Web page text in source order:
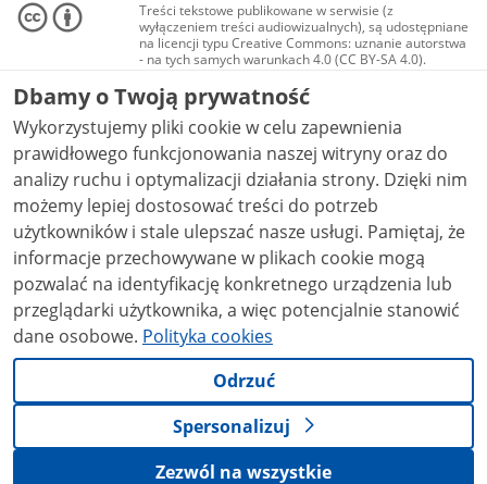
Treści tekstowe publikowane w serwisie (z
wyłączeniem treści audiowizualnych), są udostępniane
na licencji typu Creative Commons: uznanie autorstwa
- na tych samych warunkach 4.0 (CC BY-SA 4.0).
Materiały audiowizualne, w tym zdjęcia, materiały
audio i wideo, są udostępniane na licencji typu
Creative Commons: uznanie autorstwa użycie
niekomercyjne - bez utworów zależnych 4.0 (CC BY-
NC-ND 4.0), o ile nie jest to stwierdzone inaczej.
Dbamy o Twoją prywatność
Wykorzystujemy pliki cookie w celu zapewnienia
prawidłowego funkcjonowania naszej witryny oraz do
analizy ruchu i optymalizacji działania strony. Dzięki nim
możemy lepiej dostosować treści do potrzeb
użytkowników i stale ulepszać nasze usługi. Pamiętaj, że
informacje przechowywane w plikach cookie mogą
pozwalać na identyfikację konkretnego urządzenia lub
przeglądarki użytkownika, a więc potencjalnie stanowić
dane osobowe. Polityka cookies
Odrzuć
Spersonalizuj
Zezwól na wszystkie